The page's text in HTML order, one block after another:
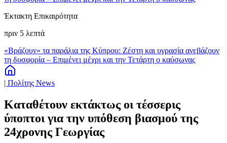
Έκτακτη Επικαιρότητα
πριν 5 λεπτά
«Βράζουν» τα παράλια της Κύπρου: Ζέστη και υγρασία ανεβάζουν
τη δυσφορία – Επιμένει μέχρι και την Τετάρτη ο καύσωνας
| Πολίτης News
Καταθέτουν εκτάκτως οι τέσσερις
ύποπτοι για την υπόθεση βιασμού της
24χρονης Γεωργίας